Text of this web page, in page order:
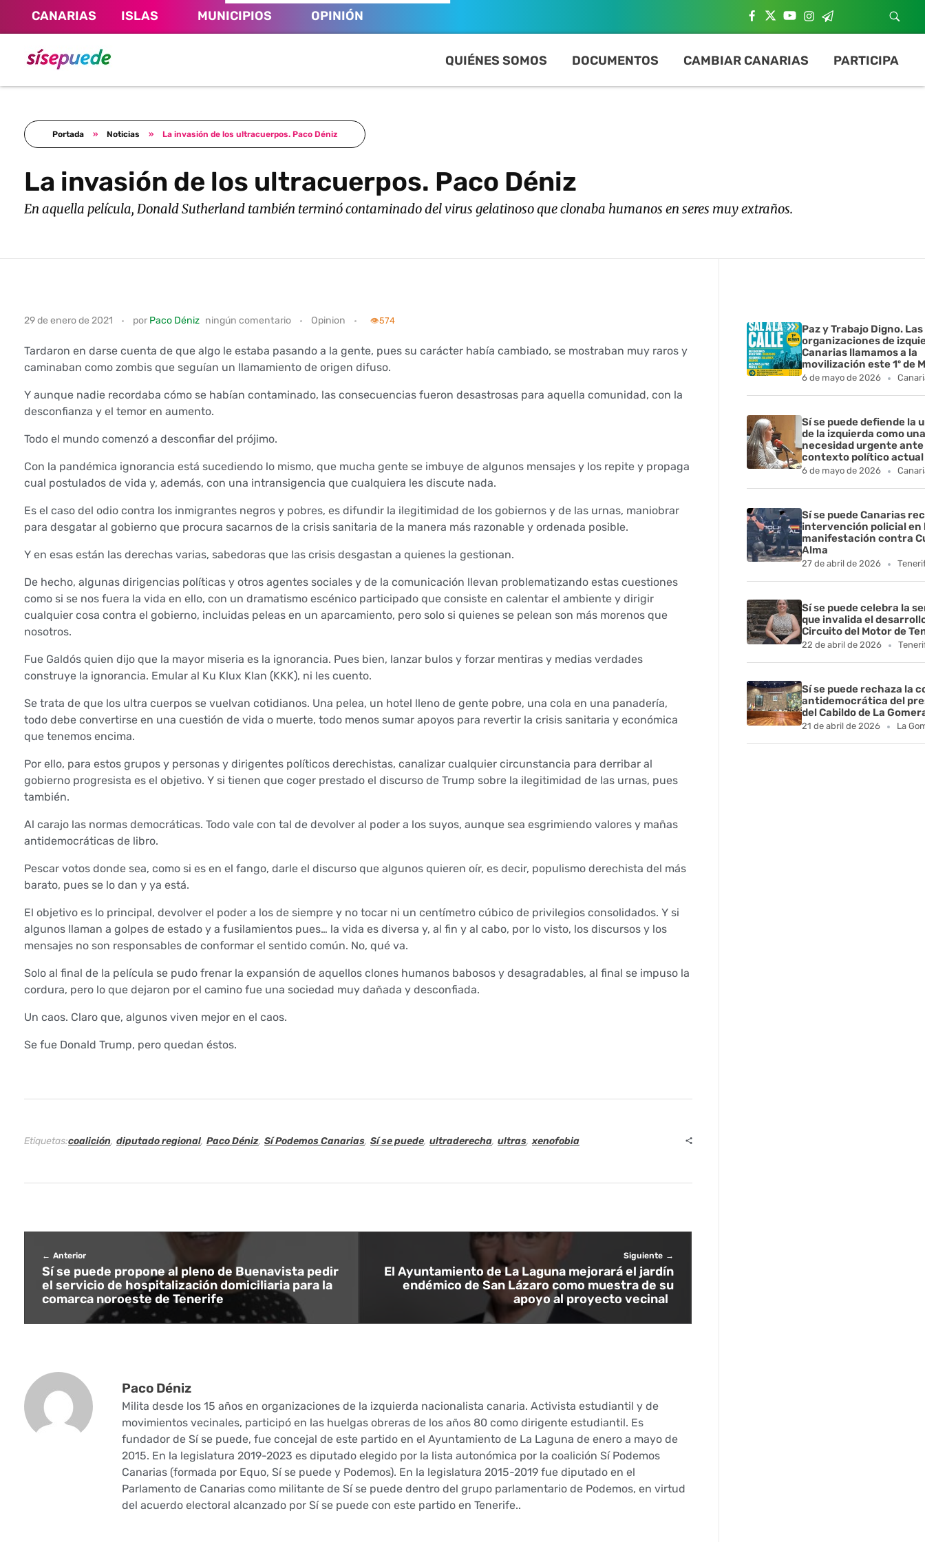
CANARIAS ISLAS MUNICIPIOS OPINIÓN
QUIÉNES SOMOS DOCUMENTOS CAMBIAR CANARIAS PARTICIPA
Portada » Noticias » La invasión de los ultracuerpos. Paco Déniz
La invasión de los ultracuerpos. Paco Déniz
En aquella película, Donald Sutherland también terminó contaminado del virus gelatinoso que clonaba humanos en seres muy extraños.
L
a
i
n
v
a
s
i
ó
n
d
e
l
s
u
l
t
r
a
c
u
e
r
p
o
.
a
c
D
i
29 de enero de 2021 por Paco Déniz ningún comentario Opinion 👁️574
Tardaron en darse cuenta de que algo le estaba pasando a la gente, pues su carácter había cambiado, se mostraban muy raros y
caminaban como zombis que seguían un llamamiento de origen difuso.
Y aunque nadie recordaba cómo se habían contaminado, las consecuencias fueron desastrosas para aquella comunidad, con la
desconfianza y el temor en aumento.
Todo el mundo comenzó a desconfiar del prójimo.
Con la pandémica ignorancia está sucediendo lo mismo, que mucha gente se imbuye de algunos mensajes y los repite y propaga
cual postulados de vida y, además, con una intransigencia que cualquiera les discute nada.
Es el caso del odio contra los inmigrantes negros y pobres, es difundir la ilegitimidad de los gobiernos y de las urnas, maniobrar
para desgatar al gobierno que procura sacarnos de la crisis sanitaria de la manera más razonable y ordenada posible.
Y en esas están las derechas varias, sabedoras que las crisis desgastan a quienes la gestionan.
De hecho, algunas dirigencias políticas y otros agentes sociales y de la comunicación llevan problematizando estas cuestiones
como si se nos fuera la vida en ello, con un dramatismo escénico participado que consiste en calentar el ambiente y dirigir
cualquier cosa contra el gobierno, incluidas peleas en un aparcamiento, pero solo si quienes se pelean son más morenos que
nosotros.
Fue Galdós quien dijo que la mayor miseria es la ignorancia. Pues bien, lanzar bulos y forzar mentiras y medias verdades
construye la ignorancia. Emular al Ku Klux Klan (KKK), ni les cuento.
Se trata de que los ultra cuerpos se vuelvan cotidianos. Una pelea, un hotel lleno de gente pobre, una cola en una panadería,
todo debe convertirse en una cuestión de vida o muerte, todo menos sumar apoyos para revertir la crisis sanitaria y económica
que tenemos encima.
Por ello, para estos grupos y personas y dirigentes políticos derechistas, canalizar cualquier circunstancia para derribar al
gobierno progresista es el objetivo. Y si tienen que coger prestado el discurso de Trump sobre la ilegitimidad de las urnas, pues
también.
Al carajo las normas democráticas. Todo vale con tal de devolver al poder a los suyos, aunque sea esgrimiendo valores y mañas
antidemocráticas de libro.
Pescar votos donde sea, como si es en el fango, darle el discurso que algunos quieren oír, es decir, populismo derechista del más
barato, pues se lo dan y ya está.
El objetivo es lo principal, devolver el poder a los de siempre y no tocar ni un centímetro cúbico de privilegios consolidados. Y si
algunos llaman a golpes de estado y a fusilamientos pues… la vida es diversa y, al fin y al cabo, por lo visto, los discursos y los
mensajes no son responsables de conformar el sentido común. No, qué va.
Solo al final de la película se pudo frenar la expansión de aquellos clones humanos babosos y desagradables, al final se impuso la
cordura, pero lo que dejaron por el camino fue una sociedad muy dañada y desconfiada.
Un caos. Claro que, algunos viven mejor en el caos.
Se fue Donald Trump, pero quedan éstos.
Etiquetas:coalición, diputado regional, Paco Déniz, Sí Podemos Canarias, Sí se puede, ultraderecha, ultras,xenofobia
Anterior
Sí se puede propone al pleno de Buenavista pedir
el servicio de hospitalización domiciliaria para la
comarca noroeste de Tenerife
Siguiente
El Ayuntamiento de La Laguna mejorará el jardín
endémico de San Lázaro como muestra de su
apoyo al proyecto vecinal
Paco Déniz
Milita desde los 15 años en organizaciones de la izquierda nacionalista canaria. Activista estudiantil y de
movimientos vecinales, participó en las huelgas obreras de los años 80 como dirigente estudiantil. Es
fundador de Sí se puede, fue concejal de este partido en el Ayuntamiento de La Laguna de enero a mayo de
2015. En la legislatura 2019-2023 es diputado elegido por la lista autonómica por la coalición Sí Podemos
Canarias (formada por Equo, Sí se puede y Podemos). En la legislatura 2015-2019 fue diputado en el
Parlamento de Canarias como militante de Sí se puede dentro del grupo parlamentario de Podemos, en virtud
del acuerdo electoral alcanzado por Sí se puede con este partido en Tenerife..
Paz y Trabajo Digno. Las
organizaciones de
Canarias llamamos a la
movilización este 1º de
6 de mayo de 2026
Sí se puede defiende la
de la izquierda como una
necesidad urgente ante
contexto político actual
6 de mayo de 2026
Sí se puede Canarias
intervención policial en
manifestación contra
Alma
27 de abril de 2026
Sí se puede celebra la
que invalida el
Circuito del Motor de
22 de abril de 2026
Sí se puede rechaza la
antidemocrática del
del Cabildo de La
21 de abril de 2026 La